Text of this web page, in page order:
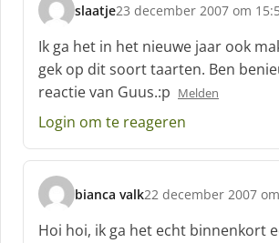
slaatje
s
c
h
r
e
e
:
23 december 2007 om
Ik ga het in het nieuwe jaar ook
gek op dit soort taarten. Ben
reactie van Guus.:p Melden
Login om te reageren
bianca valk
s
c
22 december 2007
Hoi hoi, ik ga het echt binnenkort